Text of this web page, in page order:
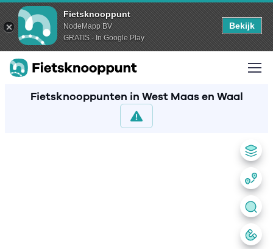
Fietsknooppunt
NodeMapp BV
GRATIS - In Google Play
Bekijk
Fietsknooppunten in West Maas en Waal